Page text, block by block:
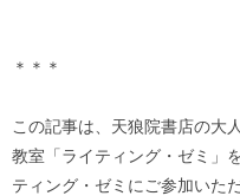
＊＊＊
この記事は、天狼院書店の大
教室「ライティング・ゼミ」
ティング・ゼミにご参加いた